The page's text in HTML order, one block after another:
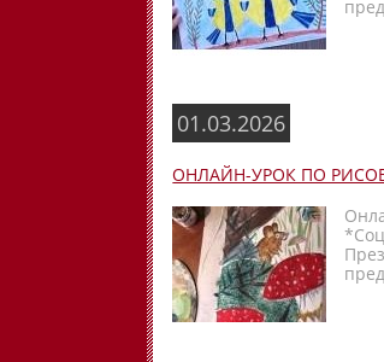
01.03.2026
ОНЛАЙН-УРОК ПО